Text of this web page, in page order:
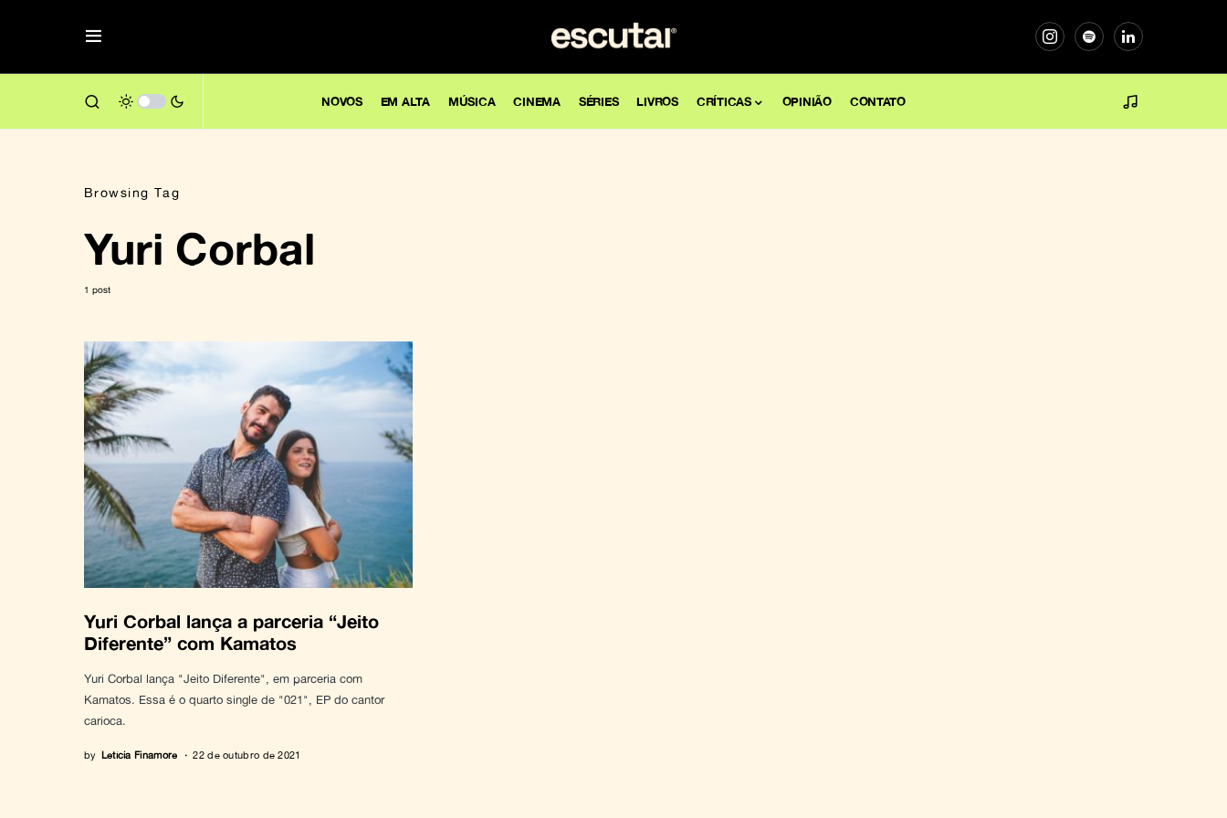
NOVOS EM ALTA MÚSICA CINEMA SÉRIES LIVROS CRÍTICAS OPINIÃO CONTATO
Browsing Tag
Yuri Corbal
1 post
Yuri Corbal lança a parceria “Jeito
Diferente” com Kamatos
Yuri Corbal lança "Jeito Diferente", em parceria com
Kamatos. Essa é o quarto single de "021", EP do cantor
carioca.
by Letícia Finamore 22 de outubro de 2021